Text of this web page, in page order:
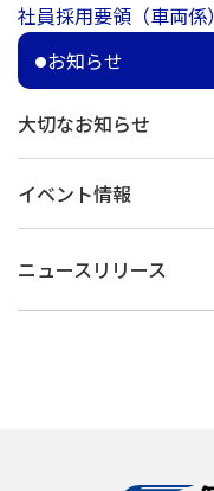
社員採用要領（車両係）
お知らせ
大切なお知らせ
イベント情報
ニュースリリース